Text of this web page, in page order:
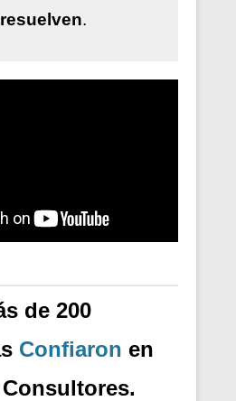
resuelven.
de 200
Confiaron en